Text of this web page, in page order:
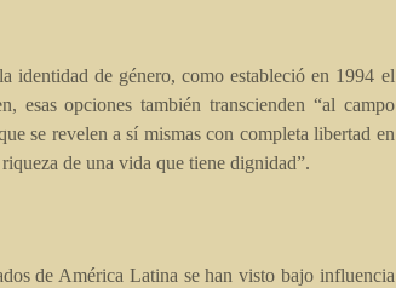
identidad de género, como estableció en 1994 el
esas opciones también transcienden “al campo
se revelen a sí mismas con completa libertad en
de una vida que tiene dignidad”.
de América Latina se han visto bajo influencia